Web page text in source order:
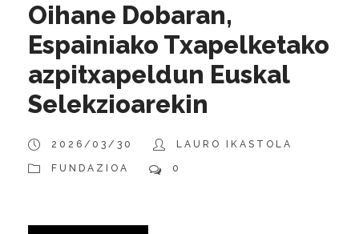
Oihane Dobaran,
Espainiako Txapelketako
azpitxapeldun Euskal
Selekzioarekin
2026/03/30 LAURO IKASTOLA
FUNDAZIOA 0